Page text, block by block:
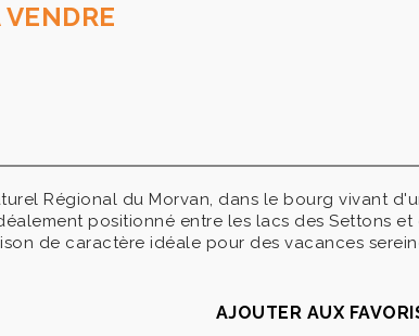
Régional du Morvan, dans le bourg vivant
positionné entre les lacs des Settons et
de caractère idéale pour des vacances
AJOUTER AUX